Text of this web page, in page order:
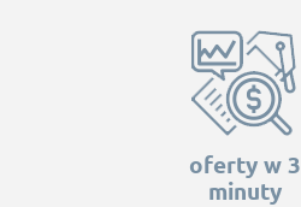
oferty w 3
minuty